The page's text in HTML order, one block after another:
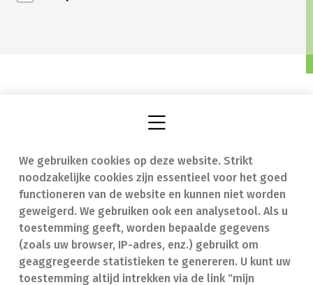
We gebruiken cookies op deze website. Strikt
noodzakelijke cookies zijn essentieel voor het goed
functioneren van de website en kunnen niet worden
geweigerd. We gebruiken ook een analysetool. Als u
toestemming geeft, worden bepaalde gegevens
(zoals uw browser, IP-adres, enz.) gebruikt om
geaggregeerde statistieken te genereren. U kunt uw
toestemming altijd intrekken via de link “mijn
Vind een apotheek
Onze expertise
Ziekten
Geneesmiddelen
In geval van nood
Contact
Veelgestelde vragen
(FAQ)